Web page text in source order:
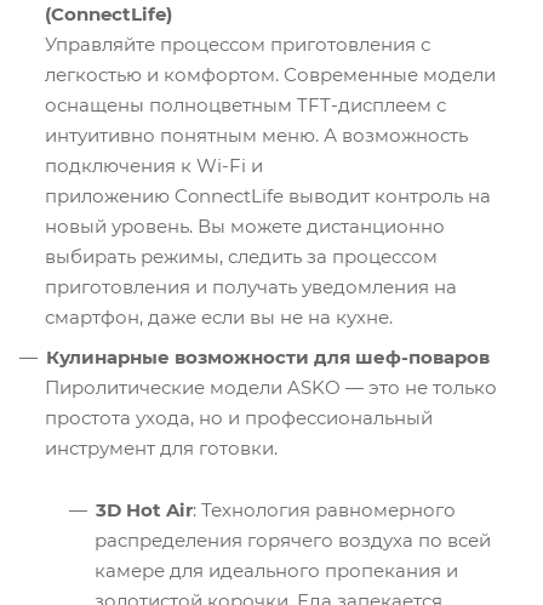
(ConnectLife)
Управляйте процессом приготовления с
легкостью и комфортом. Современные модели
оснащены полноцветным TFT-дисплеем с
интуитивно понятным меню. А возможность
подключения к Wi-Fi и
приложению ConnectLife выводит контроль на
новый уровень. Вы можете дистанционно
выбирать режимы, следить за процессом
приготовления и получать уведомления на
смартфон, даже если вы не на кухне.
Кулинарные возможности для шеф-поваров
Пиролитические модели ASKO — это не только
простота ухода, но и профессиональный
инструмент для готовки.
3D Hot Air: Технология равномерного
распределения горячего воздуха по всей
камере для идеального пропекания и